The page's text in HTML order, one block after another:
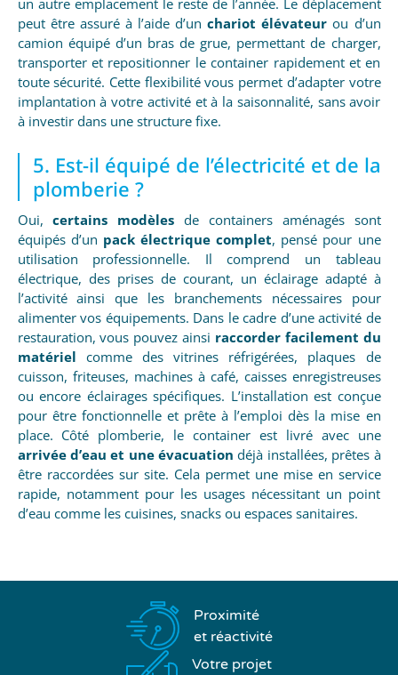
un autre emplacement le reste de l’année. Le déplacement
peut être assuré à l’aide d’unchariot élévateur ou d’un
camion équipé d’un bras de grue, permettant de charger,
transporter et repositionner le container rapidement et en
toute sécurité. Cette flexibilité vous permet d’adapter votre
implantation à votre activité et à la saisonnalité, sans avoir
à investir dans une structure fixe.
5. Est-il équipé de l’électricité et de la
plomberie ?
Oui,certains modèles de containers aménagés sont
équipés d’un pack électrique complet, pensé pour une
utilisation professionnelle. Il comprend un tableau
électrique, des prises de courant, un éclairage adapté à
l’activité ainsi que les branchements nécessaires pour
alimenter vos équipements. Dans le cadre d’une activité de
restauration, vous pouvez ainsi raccorder facilement du
matériel comme des vitrines réfrigérées, plaques de
cuisson, friteuses, machines à café, caisses enregistreuses
ou encore éclairages spécifiques. L’installation est conçue
pour être fonctionnelle et prête à l’emploi dès la mise en
place. Côté plomberie, le container est livré avec une
arrivée d’eau et une évacuation déjà installées, prêtes à
être raccordées sur site. Cela permet une mise en service
rapide, notamment pour les usages nécessitant un point
d’eau comme les cuisines, snacks ou espaces sanitaires.
Proximité
et réactivité
Votre projet